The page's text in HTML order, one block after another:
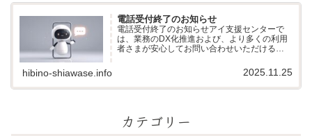
電話受付終了のお知らせ
電話受付終了のお知らせアイ支援センターで
は、業務のDX化推進および、より多くの利用
者さまが安心してお問い合わせいただける環
よる受電システムへ移行いたしました。当セ
ンターには「電話が苦手」「文字でや...
hibino-shiawase.info 2025.11.25
カテゴリー